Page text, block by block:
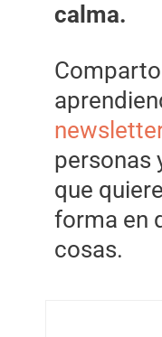
calma.
newsletter
personas
que
forma en
cosas.